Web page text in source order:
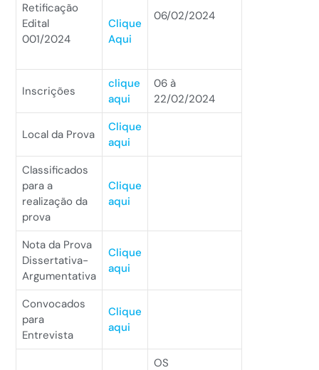
Retificação
Edital
001/2024
Clique
Aqui
06/02/2024
Inscrições
clique
aqui
06 à
22/02/2024
Local da Prova
Clique
aqui
Classificados
para a
realização da
prova
Clique
aqui
Nota da Prova
Dissertativa-
Argumentativa
Clique
aqui
Convocados
para
Entrevista
Clique
aqui
OS